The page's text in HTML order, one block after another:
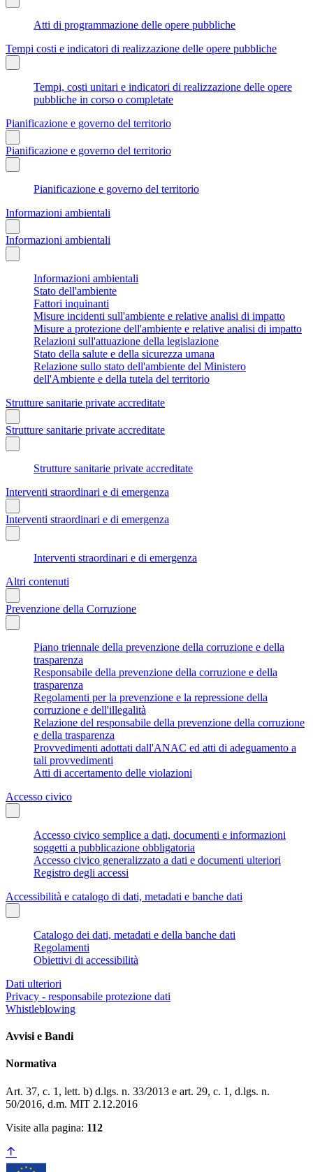
Atti di programmazione delle opere pubbliche
Tempi costi e indicatori di realizzazione delle opere pubbliche
Tempi, costi unitari e indicatori di realizzazione delle opere
pubbliche in corso o completate
Pianificazione e governo del territorio
Pianificazione e governo del territorio
Pianificazione e governo del territorio
Informazioni ambientali
Informazioni ambientali
Informazioni ambientali
Stato dell'ambiente
Fattori inquinanti
Misure incidenti sull'ambiente e relative analisi di impatto
Misure a protezione dell'ambiente e relative analisi di impatto
Relazioni sull'attuazione della legislazione
Stato della salute e della sicurezza umana
Relazione sullo stato dell'ambiente del Ministero
dell'Ambiente e della tutela del territorio
Strutture sanitarie private accreditate
Strutture sanitarie private accreditate
Strutture sanitarie private accreditate
Interventi straordinari e di emergenza
Interventi straordinari e di emergenza
Interventi straordinari e di emergenza
Altri contenuti
Prevenzione della Corruzione
Piano triennale della prevenzione della corruzione e della
trasparenza
Responsabile della prevenzione della corruzione e della
trasparenza
Regolamenti per la prevenzione e la repressione della
corruzione e dell'illegalità
Relazione del responsabile della prevenzione della corruzione
e della trasparenza
Provvedimenti adottati dall'ANAC ed atti di adeguamento a
tali provvedimenti
Atti di accertamento delle violazioni
Accesso civico
Accesso civico semplice a dati, documenti e informazioni
soggetti a pubblicazione obbligatoria
Accesso civico generalizzato a dati e documenti ulteriori
Registro degli accessi
Accessibilità e catalogo di dati, metadati e banche dati
Catalogo dei dati, metadati e della banche dati
Regolamenti
Obiettivi di accessibilità
Dati ulteriori
Privacy - responsabile protezione dati
Whistleblowing
Avvisi e Bandi
Normativa
Art. 37, c. 1, lett. b) d.lgs. n. 33/2013 e art. 29, c. 1, d.lgs. n.
50/2016, d.m. MIT 2.12.2016
Visite alla pagina: 112